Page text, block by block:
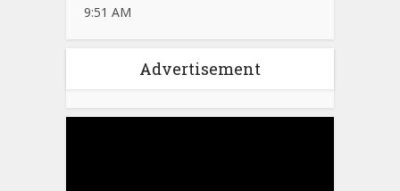
9:51 AM
Advertisement